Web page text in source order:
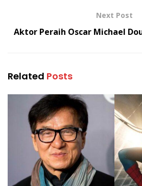
Next Post
Aktor Peraih Oscar Michael
Related Posts